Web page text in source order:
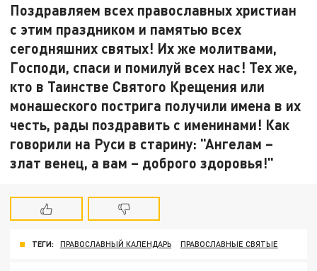
Поздравляем всех православных христиан
с этим праздником и памятью всех
сегодняшних святых! Их же молитвами,
Господи, спаси и помилуй всех нас! Тех же,
кто в Таинстве Святого Крещения или
монашеского пострига получили имена в их
честь, рады поздравить с именинами! Как
говорили на Руси в старину: "Ангелам –
злат венец, а вам – доброго здоровья!"
ТЕГИ: ПРАВОСЛАВНЫЙ КАЛЕНДАРЬ ПРАВОСЛАВНЫЕ СВЯТЫЕ